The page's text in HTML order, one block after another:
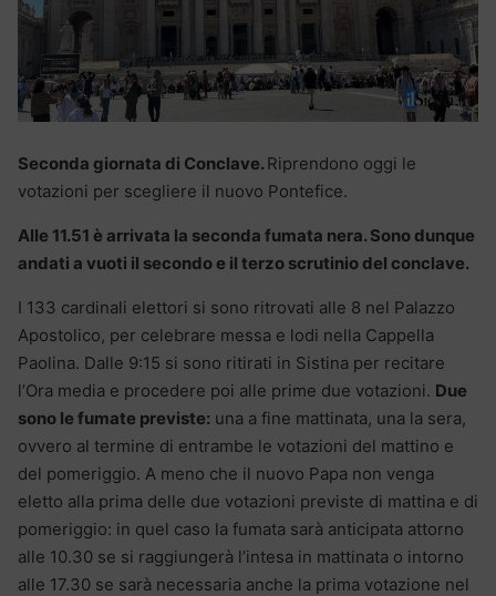
Seconda giornata di Conclave. Riprendono oggi le
votazioni per scegliere il nuovo Pontefice.
Alle 11.51 è arrivata la seconda fumata nera. Sono dunque
andati a vuoti il secondo e il terzo scrutinio del conclave.
I 133 cardinali elettori si sono ritrovati alle 8 nel Palazzo
Apostolico, per celebrare messa e lodi nella Cappella
Paolina. Dalle 9:15 si sono ritirati in Sistina per recitare
l’Ora media e procedere poi alle prime due votazioni. Due
sono le fumate previste: una a fine mattinata, una la sera,
ovvero al termine di entrambe le votazioni del mattino e
del pomeriggio. A meno che il nuovo Papa non venga
eletto alla prima delle due votazioni previste di mattina e di
pomeriggio: in quel caso la fumata sarà anticipata attorno
alle 10.30 se si raggiungerà l’intesa in mattinata o intorno
alle 17.30 se sarà necessaria anche la prima votazione nel